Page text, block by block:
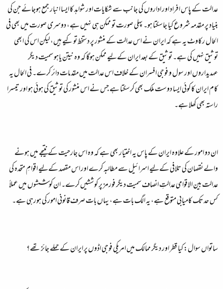
عدالت کے پاس افراد اور اداروں کی جانب سے شکایات اور شواہد کا ایسا انبار جمع ہوجائے جن کی
بنیاد پر مقدمہ شروع کیا جاسکتا ہو۔ پہلی صورت تو ممکن ہی نہیں ہے، دوسری صورت میں بھی فی
الحال رکاوٹ یہ ہے کہ ایران نے اس عدالت کے منشور پر دستخط تو کیے ہیں، لیکن اس کی ابھی
توثیق نہیں کی ہے۔ توثیق کے بعد ایران کےلیے ممکن ہوگا کہ وہ نیتن یاہو سمیت دیگر
عہدیداروں اور سول و فوجی افسران کے خلاف اس عدالت میں مقدمات دائر کرے۔ فی الحال یہ
کام ایران کا کوئی ایسا دوست ملک بھی کرسکتا ہے جس نے اس منشور کی توثیق کی ہوئی ہو اور تیسرا
راستہ بھی کھلا ہے۔
ان دو امور کے علاوہ ایران کے پاس یہ اختیار بھی ہے کہ وہ اس جارحیت کے نتیجے میں ہونے
والے نقصان کی تلافی کےلیے اسرائیل سے مطالبہ کرے اور اس مقصد کےلیے اقوامِ متحدہ کی
عدالت بین الاقوامی عدالتِ انصاف سمیت دیگر فورمز پر کوششیں کرے۔ ان کوششوں میں عملاً
کس حد تک کامیابی متوقع ہے، یہ الگ بات ہے، یہاں بات صرف قانونی امور کی ہورہی ہے۔
ساتواں سوال: کیا قطر اور دیگر ممالک میں امریکی فوجی اڈوں پر ایران کے حملے جائز تھے؟